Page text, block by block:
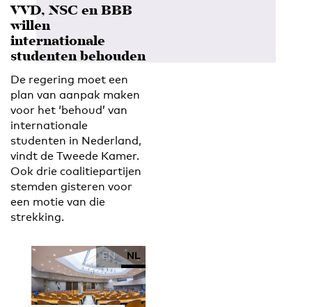
VVD, NSC en BBB
willen
internationale
studenten behouden
De regering moet een
plan van aanpak maken
voor het ‘behoud’ van
internationale
studenten in Nederland,
vindt de Tweede Kamer.
Ook drie coalitiepartijen
stemden gisteren voor
een motie van die
strekking.
EN NL